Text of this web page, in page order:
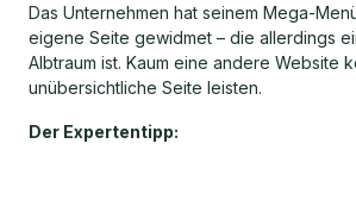
Das Unternehmen hat seinem Mega-
eigene Seite gewidmet – die allerdings
Albtraum ist. Kaum eine andere Website
unübersichtliche Seite leisten.
Der Expertentipp: